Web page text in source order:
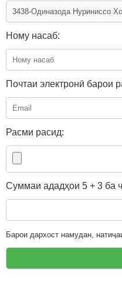
Ному насаб:
Почтаи электронӣ барои
Расми расид:
Суммаи ададҳои 5 + 3 ба
Барои дархост намудан,